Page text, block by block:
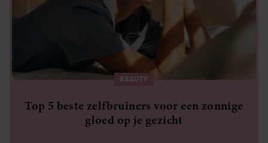
BEAUTY
Top 5 beste zelfbruiners voor een zonnige
gloed op je gezicht